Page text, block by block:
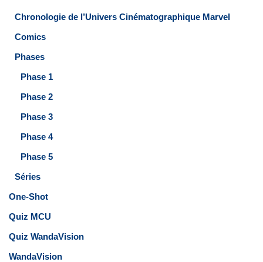
Chronologie de l’Univers Cinématographique Marvel
Comics
Phases
Phase 1
Phase 2
Phase 3
Phase 4
Phase 5
Séries
One-Shot
Quiz MCU
Quiz WandaVision
WandaVision